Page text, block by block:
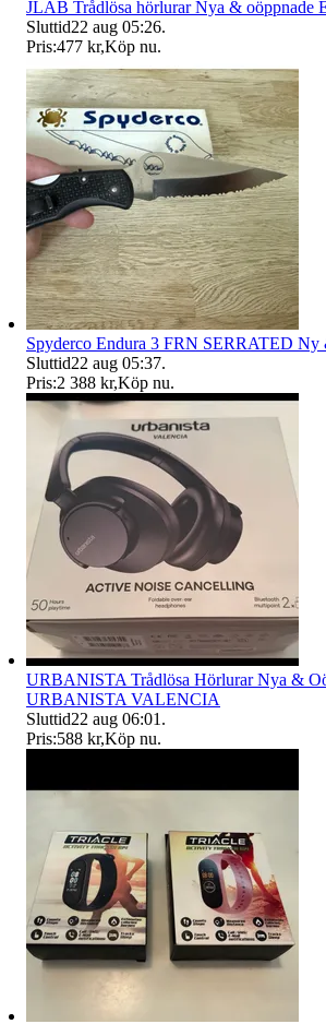
JLAB Trådlösa hörlurar Nya &
Sluttid22 aug 05:26.
Pris:477 kr,Köp nu.
Spyderco Endura 3 FRN SERRATED Ny
Sluttid22 aug 05:37.
Pris:2 388 kr,Köp nu.
URBANISTA Trådlösa Hörlurar Nya &
URBANISTA VALENCIA
Sluttid22 aug 06:01 .
Pris:588 kr,Köp nu.